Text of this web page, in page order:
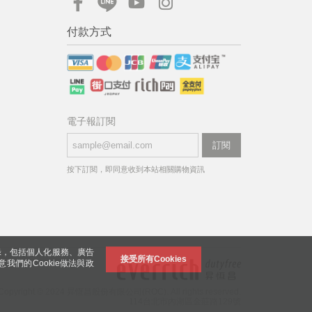
包括個人化服務、廣告
我們的Cookie做法與政
接受所有Cookies
付款方式
電子報訂閱
訂閱
按下訂閱，即同意收到本站相關購物資訊